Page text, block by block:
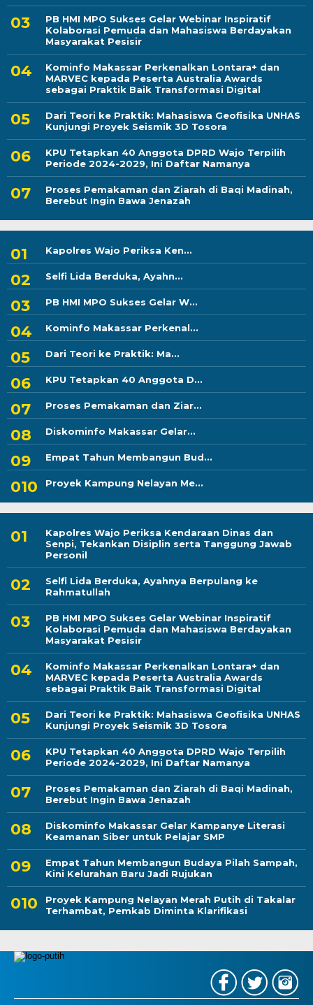
PB HMI MPO Sukses Gelar Webinar Inspiratif
Kolaborasi Pemuda dan Mahasiswa Berdayakan
Masyarakat Pesisir
Kominfo Makassar Perkenalkan Lontara+ dan
MARVEC kepada Peserta Australia Awards
sebagai Praktik Baik Transformasi Digital
Dari Teori ke Praktik: Mahasiswa Geofisika UNHAS
Kunjungi Proyek Seismik 3D Tosora
KPU Tetapkan 40 Anggota DPRD Wajo Terpilih
Periode 2024-2029, Ini Daftar Namanya
Proses Pemakaman dan Ziarah di Baqi Madinah,
Berebut Ingin Bawa Jenazah
Kapolres Wajo Periksa Ken...
Selfi Lida Berduka, Ayahn...
PB HMI MPO Sukses Gelar W...
Kominfo Makassar Perkenal...
Dari Teori ke Praktik: Ma...
KPU Tetapkan 40 Anggota D...
Proses Pemakaman dan Ziar...
Diskominfo Makassar Gelar...
Empat Tahun Membangun Bud...
Proyek Kampung Nelayan Me...
Kapolres Wajo Periksa Kendaraan Dinas dan
Senpi, Tekankan Disiplin serta Tanggung Jawab
Personil
Selfi Lida Berduka, Ayahnya Berpulang ke
Rahmatullah
PB HMI MPO Sukses Gelar Webinar Inspiratif
Kolaborasi Pemuda dan Mahasiswa Berdayakan
Masyarakat Pesisir
Kominfo Makassar Perkenalkan Lontara+ dan
MARVEC kepada Peserta Australia Awards
sebagai Praktik Baik Transformasi Digital
Dari Teori ke Praktik: Mahasiswa Geofisika UNHAS
Kunjungi Proyek Seismik 3D Tosora
KPU Tetapkan 40 Anggota DPRD Wajo Terpilih
Periode 2024-2029, Ini Daftar Namanya
Proses Pemakaman dan Ziarah di Baqi Madinah,
Berebut Ingin Bawa Jenazah
Diskominfo Makassar Gelar Kampanye Literasi
Keamanan Siber untuk Pelajar SMP
Empat Tahun Membangun Budaya Pilah Sampah,
Kini Kelurahan Baru Jadi Rujukan
Proyek Kampung Nelayan Merah Putih di Takalar
Terhambat, Pemkab Diminta Klarifikasi